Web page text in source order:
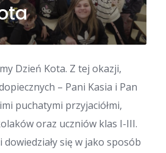
Dzień Kota. Z tej okazji,
– Pani Kasia i Pan
puchatymi przyjaciółmi,
oraz uczniów klas I-III.
dowiedziały się w jako sposób